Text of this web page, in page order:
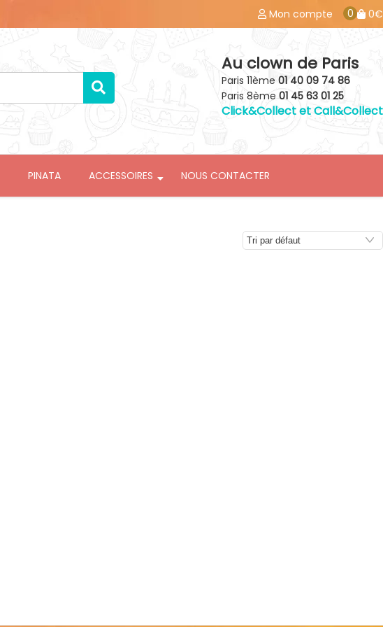
Mon compte 0 0€
Au clown de Paris
Paris 11ème 01 40 09 74 86
Paris 8ème 01 45 63 01 25
Click&Collect et Call&Collect
PINATA ACCESSOIRES NOUS CONTACTER